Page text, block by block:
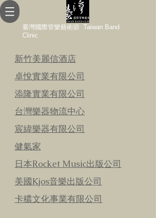
臺灣國際管樂藝術節 Taiwan Band
Clinic
新竹美麗信酒店
卓悅實業有限公司
添隆實業有限公司
台灣樂器物流中心
宸緯樂器有限公司
健氣家
日本Rocket Music出版公司
美國Kjos音樂出版公司
卡穠文化事業有限公司